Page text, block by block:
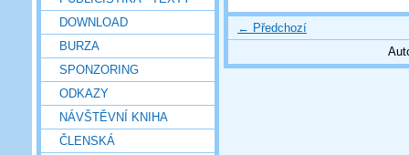
DOWNLOAD
BURZA
SPONZORING
ODKAZY
NÁVŠTĚVNÍ KNIHA
ČLENSKÁ
← Předchozí